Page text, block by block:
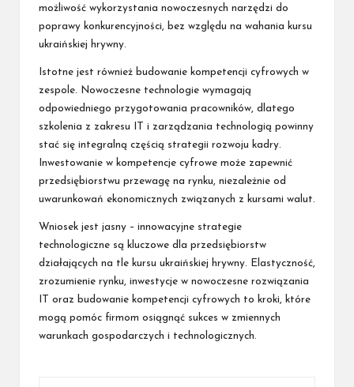
możliwość wykorzystania nowoczesnych narzędzi do
poprawy konkurencyjności, bez względu na wahania kursu
ukraińskiej hrywny.
Istotne jest również budowanie kompetencji cyfrowych w
zespole. Nowoczesne technologie wymagają
odpowiedniego przygotowania pracowników, dlatego
szkolenia z zakresu IT i zarządzania technologią powinny
stać się integralną częścią strategii rozwoju kadry.
Inwestowanie w kompetencje cyfrowe może zapewnić
przedsiębiorstwu przewagę na rynku, niezależnie od
uwarunkowań ekonomicznych związanych z kursami walut.
Wniosek jest jasny – innowacyjne strategie
technologiczne są kluczowe dla przedsiębiorstw
działających na tle kursu ukraińskiej hrywny. Elastyczność,
zrozumienie rynku, inwestycje w nowoczesne rozwiązania
IT oraz budowanie kompetencji cyfrowych to kroki, które
mogą pomóc firmom osiągnąć sukces w zmiennych
warunkach gospodarczych i technologicznych.